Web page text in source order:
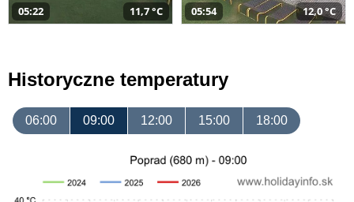
05:22 11,7 °C 05:54 12,0 °C
Historyczne temperatury
06:00 09:00 12:00 15:00 18:00